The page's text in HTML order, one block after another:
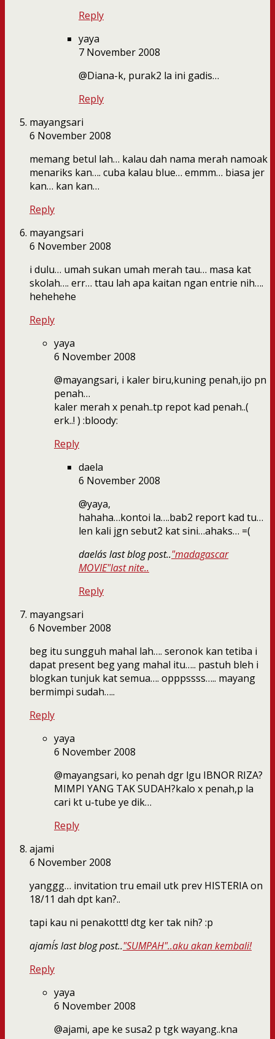
Reply
yaya
7 November 2008
@Diana-k, purak2 la ini gadis…
Reply
mayangsari
6 November 2008
memang betul lah… kalau dah nama merah namoak
menariks kan…. cuba kalau blue… emmm… biasa jer
kan… kan kan…
Reply
mayangsari
6 November 2008
i dulu… umah sukan umah merah tau… masa kat
skolah…. err… ttau lah apa kaitan ngan entrie nih….
hehehehe
Reply
yaya
6 November 2008
@mayangsari, i kaler biru,kuning penah,ijo pn
penah…
kaler merah x penah..tp repot kad penah..(
erk..! ) :bloody:
Reply
daela
6 November 2008
@yaya,
hahaha…kontoi la….bab2 report kad tu…
len kali jgn sebut2 kat sini…ahaks… =(
daela´s last blog post.."madagascar
MOVIE"last nite..
Reply
mayangsari
6 November 2008
beg itu sungguh mahal lah…. seronok kan tetiba i
dapat present beg yang mahal itu….. pastuh bleh i
blogkan tunjuk kat semua…. opppssss….. mayang
bermimpi sudah…..
Reply
yaya
6 November 2008
@mayangsari, ko penah dgr lgu IBNOR RIZA?
MIMPI YANG TAK SUDAH?kalo x penah,p la
cari kt u-tube ye dik…
Reply
ajami
6 November 2008
yanggg… invitation tru email utk prev HISTERIA on
18/11 dah dpt kan?..
tapi kau ni penakottt! dtg ker tak nih? :p
ajami´s last blog post.."SUMPAH"..aku akan kembali!
Reply
yaya
6 November 2008
@ajami, ape ke susa2 p tgk wayang..kna